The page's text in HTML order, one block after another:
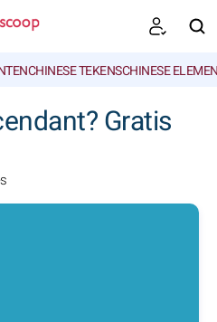
CHINESE TEKENSCHINESE
Gratis